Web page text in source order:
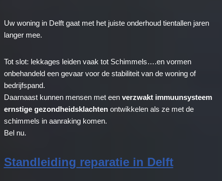
Uw woning in Delft gaat met het juiste onderhoud tientallen jaren
langer mee.
Tot slot: lekkages leiden vaak tot Schimmels….en vormen
onbehandeld een gevaar voor de stabiliteit van de woning of
bedrijfspand.
Daarnaast kunnen mensen met een verzwakt immuunsysteem
ernstige gezondheidsklachten ontwikkelen als ze met de
schimmels in aanraking komen.
Bel nu.
Standleiding reparatie in Delft